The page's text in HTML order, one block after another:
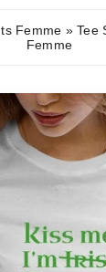
Femme »Tee
Femme